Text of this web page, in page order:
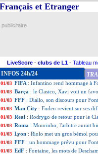
et Etranger
LiveScore - clubs de L1 - Tableau
INFOS 24h/24
01/03 EdF: Fontaine, sa carrière en chiffres
01/03 Bayern
01/03 Real: Vinicius-dépendance,
01/03 Roma: Mourinho suspendu 2
01/03 FIFA : Infantino rend hommage à
01/03 Barça : le Clasico, Xavi voit un
01/03 FFF : Diallo, son discours pour
01/03 Man City : Foden revient sur ses
01/03 Real : Rodrygo de retour pour le
01/03 Roma : Mourinho, l'arbitre aurait
01/03 Lyon : Riolo met un gros bémol
01/03 FFF : un hommage prévu pour
01/03 EdF : Fontaine, les mots de